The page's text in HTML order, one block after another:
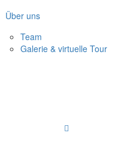
Über uns
Team
Galerie & virtuelle Tour